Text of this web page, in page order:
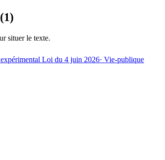
(1)
situer le texte.
Loi du 4 juin 2026· Vie-publique